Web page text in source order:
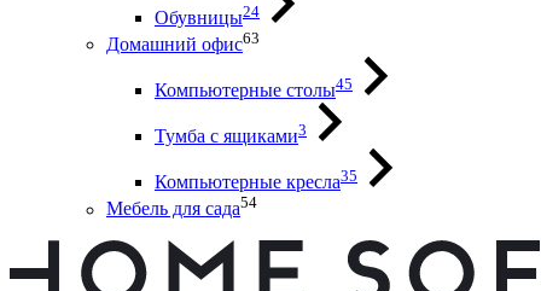
Обувницы24
Домашний офис63
Компьютерные столы45
Тумба с ящиками3
Компьютерные кресла35
Мебель для сада54